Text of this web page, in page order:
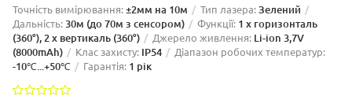
Точність вимірювання:±2мм на 10м Тип лазера:Зелений
Дальність:30м (до 70м з сенсором) Функції: 1 x горизонталь
(360°), 2 x вертикаль (360°)
Джерело живлення: Li-ion 3,7V
(8000mAh)
Клас захисту: IP54 Діапазон робочих температур:
-10℃...+50℃ Гарантія: 1 рік